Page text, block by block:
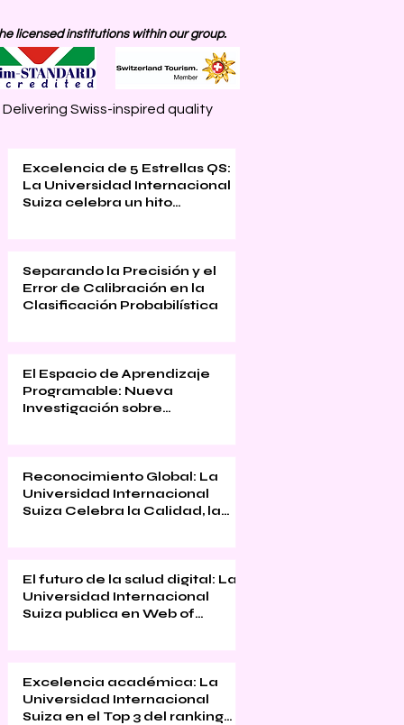
licensed institutions within our group.
Delivering Swiss-inspired quality
Excelencia de 5 Estrellas QS:
La Universidad Internacional
Suiza celebra un hito
Separando la Precisión y el
Error de Calibración en la
Clasificación Probabilística
El Espacio de Aprendizaje
Programable: Nueva
Investigación sobre
Reconocimiento Global: La
Universidad Internacional
Suiza Celebra la Calidad, la
El futuro de la salud digital: La
Universidad Internacional
Suiza publica en Web of
Excelencia académica: La
Universidad Internacional
Suiza en el Top 3 del ranking